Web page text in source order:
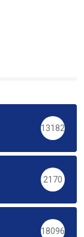
13182
2170
18096